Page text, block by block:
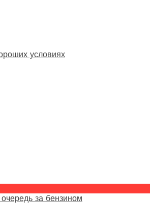
условиях
за бензином